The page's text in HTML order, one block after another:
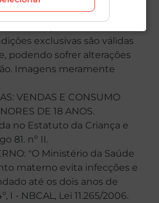
não será
alterado para menos.
exclusivas são válidas
podendo sofrer alterações
Imagens meramente
VENDAS E CONSUMO
DE 18 ANOS.
no Estatuto da Criança e
81. nº II.
"O Ministério da Saúde
materno evita infecções e
até os dois anos de
I - NBCAL, Lei 11.265/2006.